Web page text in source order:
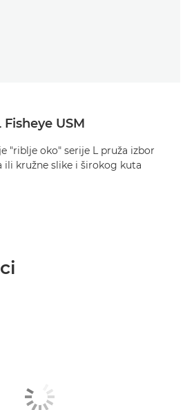
USM
"riblje oko" serije L pruža izbor
ili kružne slike i širokog kuta